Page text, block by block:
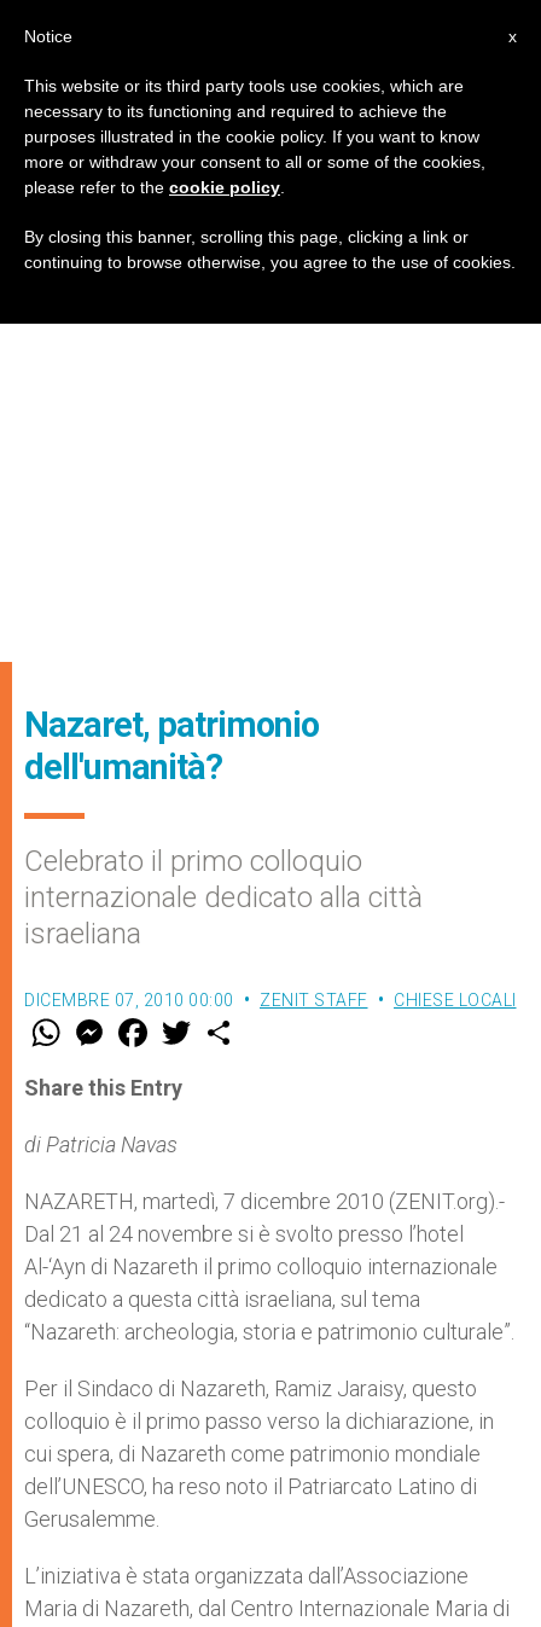
Nazaret, patrimonio
dell'umanità?
Celebrato il primo colloquio
internazionale dedicato alla città
israeliana
DICEMBRE 07, 2010 00:00 ZENIT STAFF CHIESE LOCALI
W
t
s
p
p
M
e
s
e
g
e
F
a
e
b
o
k
w
Share this Entry
di Patricia Navas
NAZARETH, martedì, 7 dicembre 2010 (ZENIT.org).-
Dal 21 al 24 novembre si è svolto presso l’hotel
Al-‘Ayn di Nazareth il primo colloquio internazionale
dedicato a questa città israeliana, sul tema
“Nazareth: archeologia, storia e patrimonio culturale”.
Per il Sindaco di Nazareth, Ramiz Jaraisy, questo
colloquio è il primo passo verso la dichiarazione, in
cui spera, di Nazareth come patrimonio mondiale
dell’UNESCO, ha reso noto il Patriarcato Latino di
Gerusalemme.
L’iniziativa è stata organizzata dall’Associazione
Maria di Nazareth, dal Centro Internazionale Maria di
x
Notice
This website or its third party tools use cookies, which are
necessary to its functioning and required to achieve the
purposes illustrated in the cookie policy. If you want to know
more or withdraw your consent to all or some of the cookies,
please refer to the cookie policy
By closing this banner, scrolling this page, clicking a link or
continuing to browse otherwise, you agree to the use of cookies.